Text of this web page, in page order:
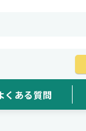
くある質問